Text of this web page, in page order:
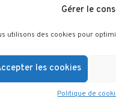
Gérer le
utilisons des cookies pour
les cookies
Politique de